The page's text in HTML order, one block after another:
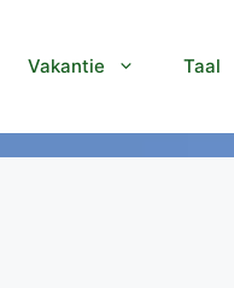
Vakantie Taal